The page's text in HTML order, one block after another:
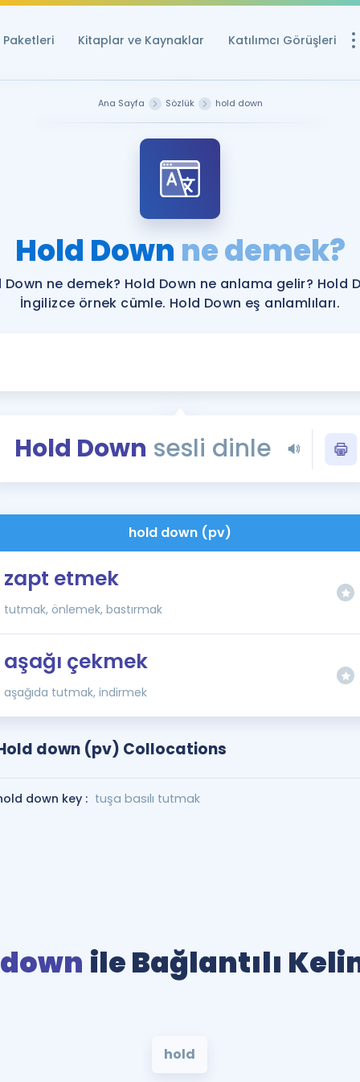
Paketleri Kitaplar ve Kaynaklar Katılımcı Görüşleri
YDS ve YÖKDİL
YDS ve YÖKDİL'e
Tüm ÖSYM
YDS - YÖKDİL
İngilizce
Ana Sayfa Sözlük hold down
Hold Down ne demek?
Down ne demek? Hold Down ne anlama gelir? Hold
İngilizce örnek cümle. Hold Down eş anlamlıları.
Hold Down sesli dinle
hold down (pv)
zapt etmek
tutmak, önlemek, bastırmak
aşağı çekmek
aşağıda tutmak, indirmek
down (pv) Collocations
down key : tuşa basılı tutmak
ile Bağlantılı
hold